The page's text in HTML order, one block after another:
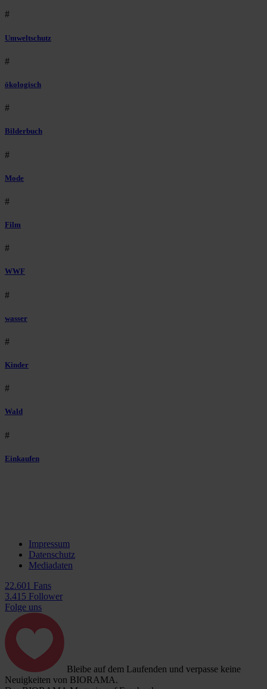
#
Umweltschutz
#
ökologisch
#
Bilderbuch
#
Mode
#
Film
#
WWF
#
wasser
#
Kinder
#
Wald
#
Einkaufen
Impressum
Datenschutz
Mediadaten
22.601 Fans
3.415 Follower
Folge uns
Bleibe auf dem Laufenden und verpasse keine
Neuigkeiten von BIORAMA.